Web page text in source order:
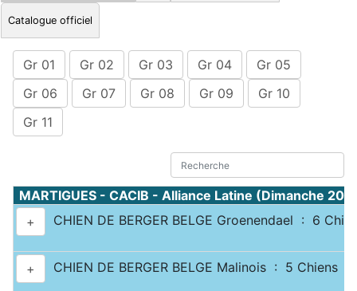
Catalogue officiel
Gr 01 Gr 02 Gr 03 Gr 04
Gr 05
Gr 06
Gr 07 Gr 08 Gr 09
Gr 10
Gr 11
MARTIGUES - CACIB - Alliance Latine (Dimanche
+
CHIEN DE BERGER BELGE Groenendael : 6
+ CHIEN DE BERGER BELGE Malinois : 5 Chiens